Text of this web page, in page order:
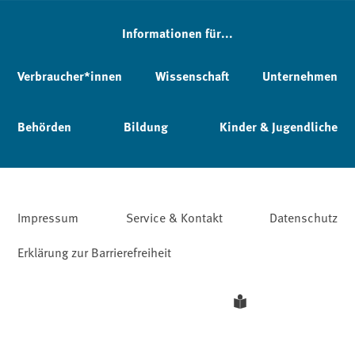
Informationen für...
Verbraucher*innen Wissenschaft Unternehmen
Behörden Bildung Kinder & Jugendliche
Impressum Service & Kontakt
Datenschutz
Erklärung zur Barrierefreiheit